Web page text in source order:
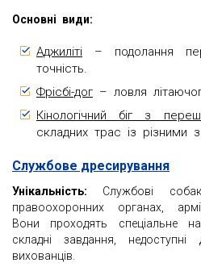
Основні види:
Аджиліті – подолання
точність.
Фрісбі-дог – ловля
Кінологічний біг з
складних трас із різними
Службове дресирування
Унікальність: Службові
правоохоронних органах,
Вони проходять спеціальне
складні завдання,
вихованців.